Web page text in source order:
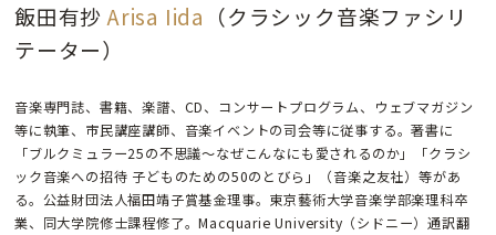
飯田有抄 Arisa Iida （クラシック音楽ファシリ
テーター）
音楽専門誌、書籍、楽譜、CD、コンサートプログラム、ウェブマガジン
等に執筆、市民講座講師、音楽イベントの司会等に従事する。著書に
「ブルクミュラー25の不思議〜なぜこんなにも愛されるのか」「クラシ
ック音楽への招待 子どものための50のとびら」（音楽之友社）等があ
る。公益財団法人福田靖子賞基金理事。東京藝術大学音楽学部楽理科卒
業、同大学院修士課程修了。Macquarie University（シドニー）通訳翻